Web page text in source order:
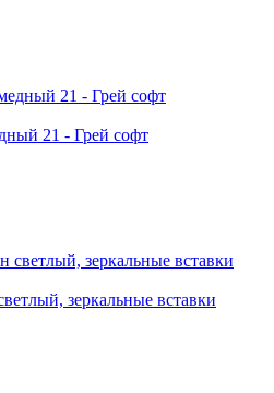
21 - Грей софт
зеркальные вставки